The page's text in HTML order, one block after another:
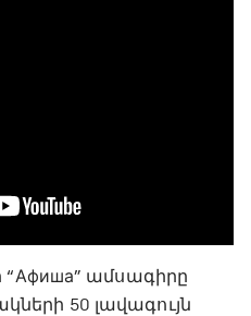
“Афиша” ամսագիրը
50 լավագույն